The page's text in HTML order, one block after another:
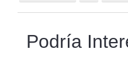
Podría